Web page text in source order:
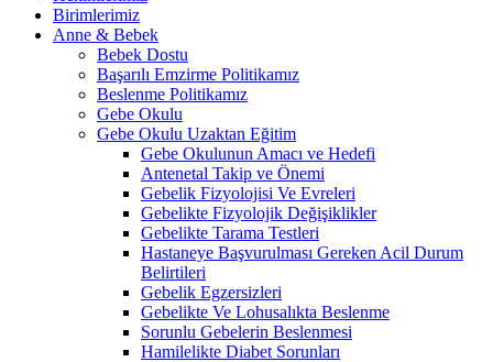
Birimlerimiz
Anne & Bebek
Bebek Dostu
Başarılı Emzirme Politikamız
Beslenme Politikamız
Gebe Okulu
Gebe Okulu Uzaktan Eğitim
Gebe Okulunun Amacı ve Hedefi
Antenetal Takip ve Önemi
Gebelik Fizyolojisi Ve Evreleri
Gebelikte Fizyolojik Değişiklikler
Gebelikte Tarama Testleri
Hastaneye Başvurulması Gereken Acil Durum
Belirtileri
Gebelik Egzersizleri
Gebelikte Ve Lohusalıkta Beslenme
Sorunlu Gebelerin Beslenmesi
Hamilelikte Diabet Sorunları